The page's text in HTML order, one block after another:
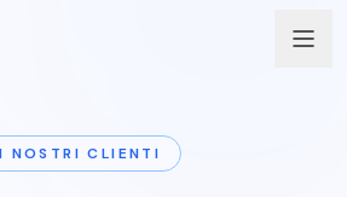
NOSTRI CLIENTI